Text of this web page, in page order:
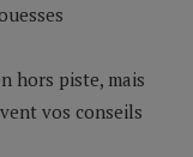
hors piste, mais
vos conseils